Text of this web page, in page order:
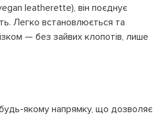
leatherette), він поєднує
Легко встановлюється та
— без зайвих клопотів, лише
якому напрямку, що дозволяє